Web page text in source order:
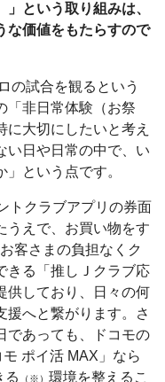
という取り組みは、
な価値をもたらすので
の試合を観るという
「非日常体験（お祭
に大切にしたいと考え
い日や日常の中で、い
という点です。
トクラブアプリの券面
うえで、お買い物をす
客さまの負担なくク
きる「推しＪクラブ応
供しており、日々の何
援へと繋がります。さ
であっても、ドコモの
ポイ活 MAX」なら
る
（※） 環境を整えるこ